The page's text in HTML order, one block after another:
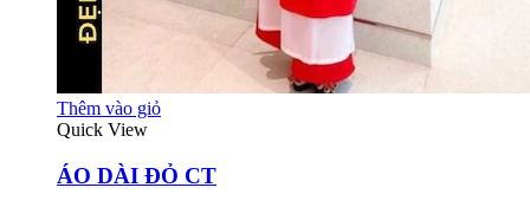
Thêm vào giỏ
Quick View
ÁO DÀI ĐỎ CT